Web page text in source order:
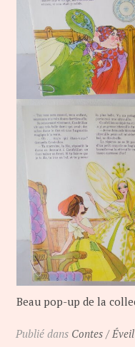
Beau pop-up de la
Publié dans Contes / Éveil